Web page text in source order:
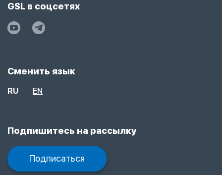
GSL в соцсетях
Сменить язык
RU EN
Подпишитесь на рассылку
Подписаться